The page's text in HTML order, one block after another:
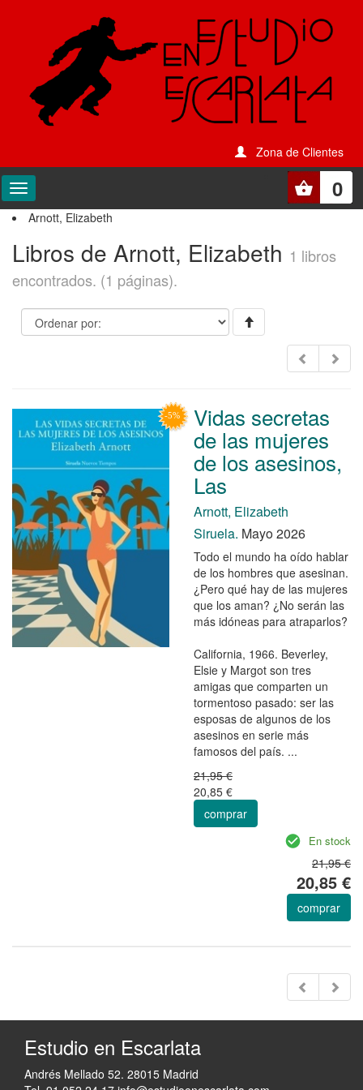
Zona de Clientes
0
Arnott, Elizabeth
Libros de Arnott, Elizabeth 1 libros
encontrados. (1 páginas).
Vidas secretas
de las mujeres
de los asesinos,
Las
Arnott, Elizabeth
Siruela. Mayo 2026
Todo el mundo ha oído hablar
de los hombres que asesinan.
¿Pero qué hay de las mujeres
que los aman? ¿No serán las
más idóneas para atraparlos?
California, 1966. Beverley,
Elsie y Margot son tres
amigas que comparten un
tormentoso pasado: ser las
esposas de algunos de los
asesinos en serie más
famosos del país. ...
21,95 €
20,85 €
comprar
En stock
21,95 €
20,85 €
comprar
Estudio en Escarlata
Andrés Mellado 52. 28015 Madrid